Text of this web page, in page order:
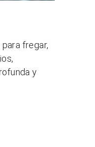
fregar,
y